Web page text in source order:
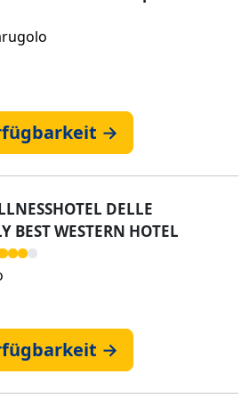
→
DELLE
BEST WESTERN HOTEL
→